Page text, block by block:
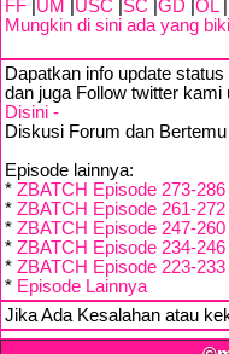
FF UM USC SC GD OL|
Mungkin di sini ada yang
Dapatkan info update
dan juga Follow twitter
Disini -
Diskusi Forum dan
Episode lainnya:
* ZBATCH Episode 273-286
* ZBATCH Episode 261-272
* ZBATCH Episode 247-260
* ZBATCH Episode 234-246
* ZBATCH Episode 223-233
* Episode Lainnya
Jika Ada Kesalahan atau